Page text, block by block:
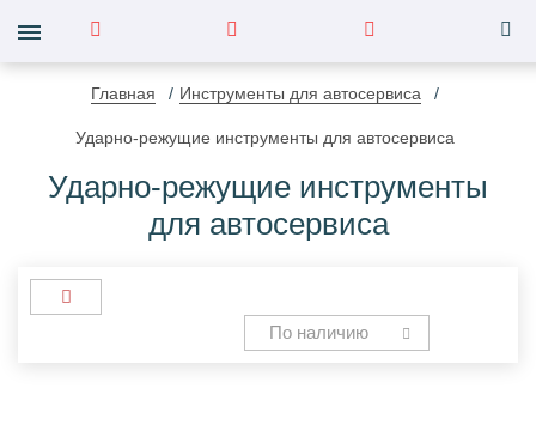
Главная Инструменты для автосервиса
Ударно-режущие инструменты для автосервиса
Ударно-режущие инструменты
для автосервиса
По наличию